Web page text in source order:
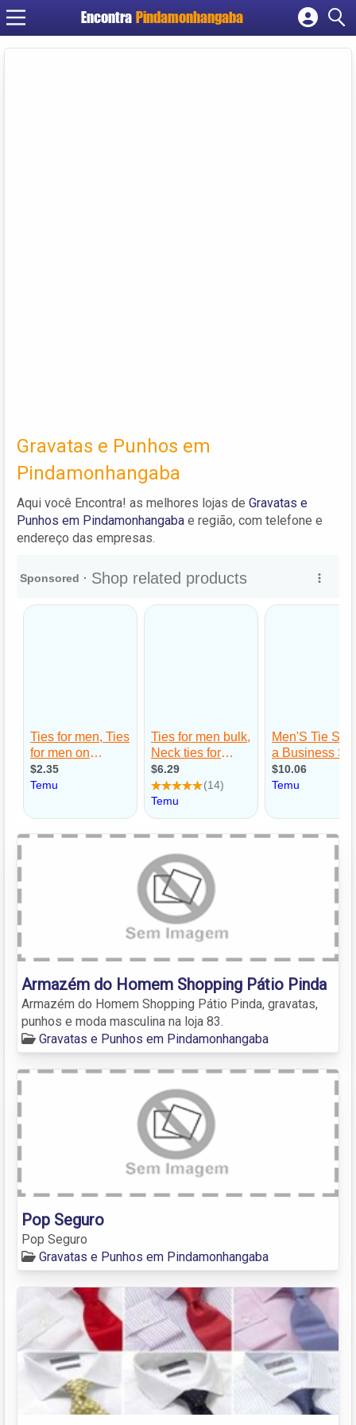
Encontra Pindamonhangaba
Cadastrar empresa
Gravatas e Punhos em
Pindamonhangaba
Aqui você Encontra! as melhores lojas de Gravatas e
Punhos em Pindamonhangaba e região, com telefone e
endereço das empresas.
Armazém do Homem Shopping Pátio Pinda
Armazém do Homem Shopping Pátio Pinda, gravatas,
punhos e moda masculina na loja 83.
Gravatas e Punhos em Pindamonhangaba
Pop Seguro
Pop Seguro
Gravatas e Punhos em Pindamonhangaba